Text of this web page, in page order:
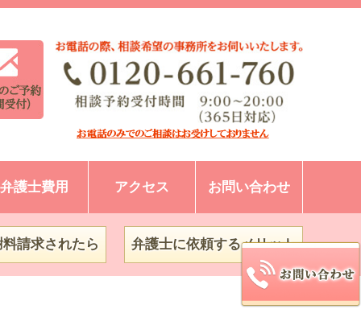
弁護士費用 アクセス お問い合わせ
請求されたら 弁護士に依頼するメリット